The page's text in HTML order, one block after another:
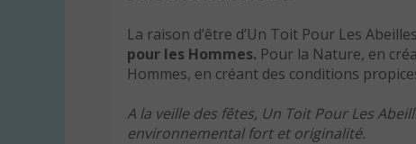
La raison d’être d’Un Toit Pour Les Abeilles
pour les Hommes. Pour la Nature, en
Hommes, en créant des conditions
A la veille des fêtes, Un Toit Pour Les
environnemental fort et originalité.